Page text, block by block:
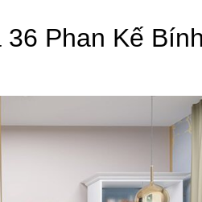
Phan Kế Bính